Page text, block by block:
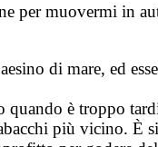
per muovermi in
di mare, ed
è troppo
più vicino. È